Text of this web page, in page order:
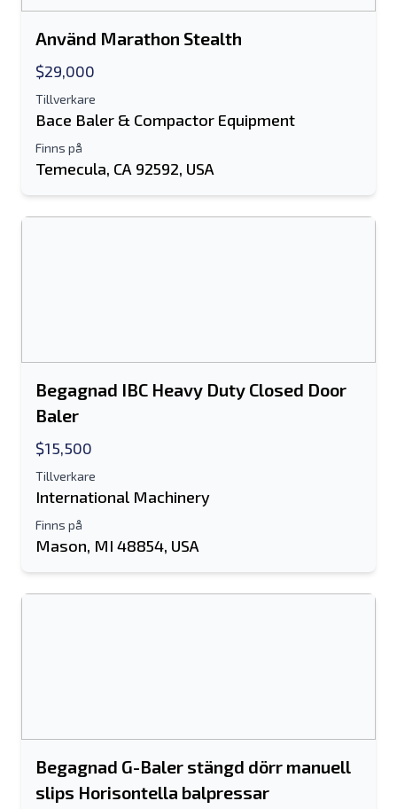
Använd Marathon Stealth
$29,000
Tillverkare
Bace Baler & Compactor Equipment
Finns på
Temecula, CA 92592, USA
Begagnad IBC Heavy Duty Closed Door
Baler
$15,500
Tillverkare
International Machinery
Finns på
Mason, MI 48854, USA
Begagnad G-Baler stängd dörr manuell
slips Horisontella balpressar